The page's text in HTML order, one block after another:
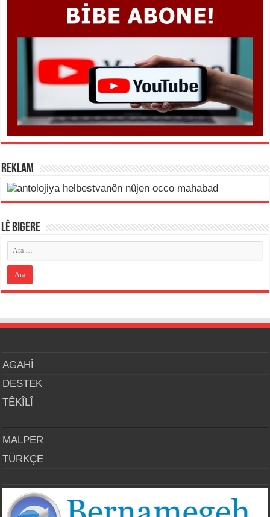
REKLAM
LÊ BIGERE
AGAHÎ
DESTEK
TÊKÎLÎ
MALPER
TÜRKÇE